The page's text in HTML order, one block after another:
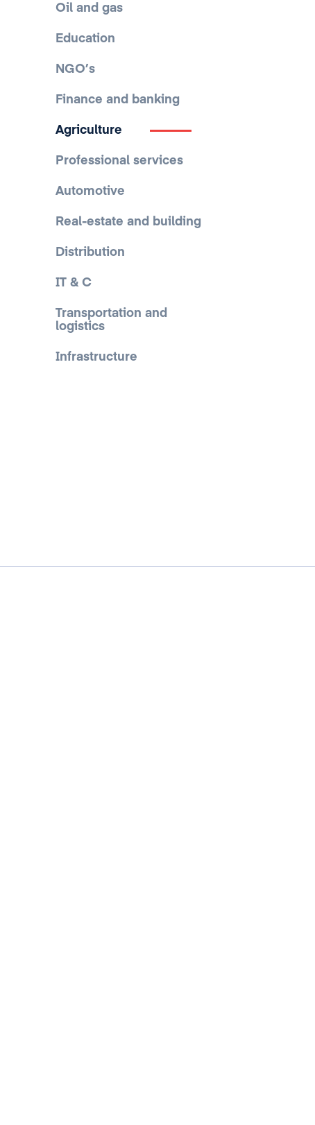
Oil and gas
Education
NGO’s
Finance and banking
Agriculture
Professional services
Automotive
Real-estate and building
Distribution
IT & C
Transportation and
logistics
Infrastructure